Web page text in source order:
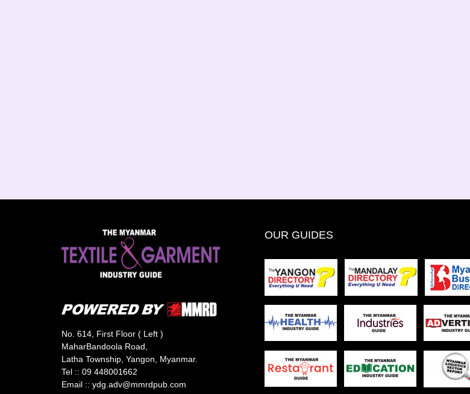
No. 614, First Floor ( Left )
MaharBandoola Road,
Latha Township, Yangon, Myanmar.
Tel :: 09 448001662
Email :: ydg.adv@mmrdpub.com
OUR GUIDES